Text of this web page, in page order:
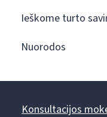
Ieškome turto
Nuorodos
Konsultacijos